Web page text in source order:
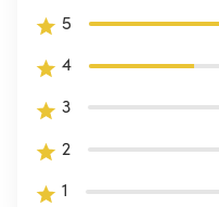
5
4
3
2
1